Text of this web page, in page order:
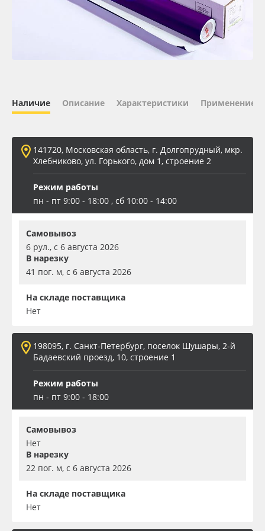
ПЭТ листовой
Вспененный ПВХ
Баннер
Заготовки для сувениров
Наличие Описание Характеристики Применение
141720, Московская область, г. Долгопрудный, мкр.
Хлебниково, ул. Горького, дом 1, строение 2
Режим работы
пн - пт 9:00 - 18:00 , сб 10:00 - 14:00
Самовывоз
6 рул., с 6 августа 2026
В нарезку
41 пог. м, с 6 августа 2026
На складе поставщика
Нет
198095, г. Санкт-Петербург, поселок Шушары, 2-й
Бадаевский проезд, 10, строение 1
Режим работы
пн - пт 9:00 - 18:00
Самовывоз
Нет
В нарезку
22 пог. м, с 6 августа 2026
На складе поставщика
Нет